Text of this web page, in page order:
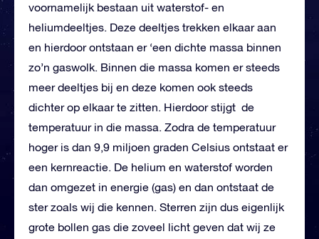
voornamelijk bestaan uit waterstof- en
heliumdeeltjes. Deze deeltjes trekken elkaar aan
en hierdoor ontstaan er ‘een dichte massa binnen
zo’n gaswolk. Binnen die massa komen er steeds
meer deeltjes bij en deze komen ook steeds
dichter op elkaar te zitten. Hierdoor stijgt de
temperatuur in die massa. Zodra de temperatuur
hoger is dan 9,9 miljoen graden Celsius ontstaat er
een kernreactie. De helium en waterstof worden
dan omgezet in energie (gas) en dan ontstaat de
ster zoals wij die kennen. Sterren zijn dus eigenlijk
grote bollen gas die zoveel licht geven dat wij ze